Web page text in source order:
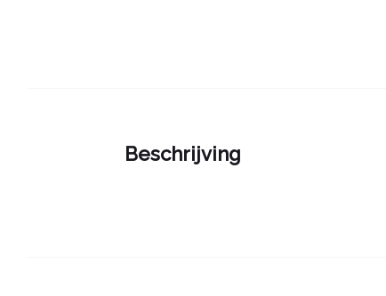
Beschrijving